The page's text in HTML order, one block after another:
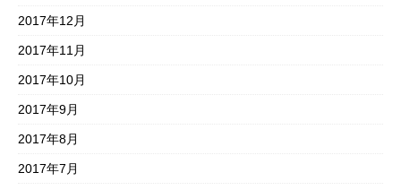
2017年12月
2017年11月
2017年10月
2017年9月
2017年8月
2017年7月